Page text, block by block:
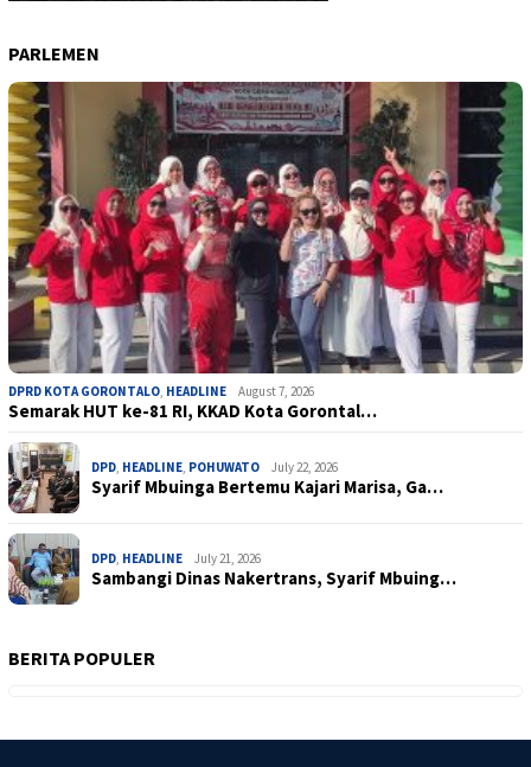
PARLEMEN
DPRD KOTA GORONTALO, HEADLINE August 7, 2026
Semarak HUT ke-81 RI, KKAD Kota Gorontal…
DPD, HEADLINE, POHUWATO July 22, 2026
Syarif Mbuinga Bertemu Kajari Marisa, Ga…
DPD, HEADLINE July 21, 2026
Sambangi Dinas Nakertrans, Syarif Mbuing…
BERITA POPULER